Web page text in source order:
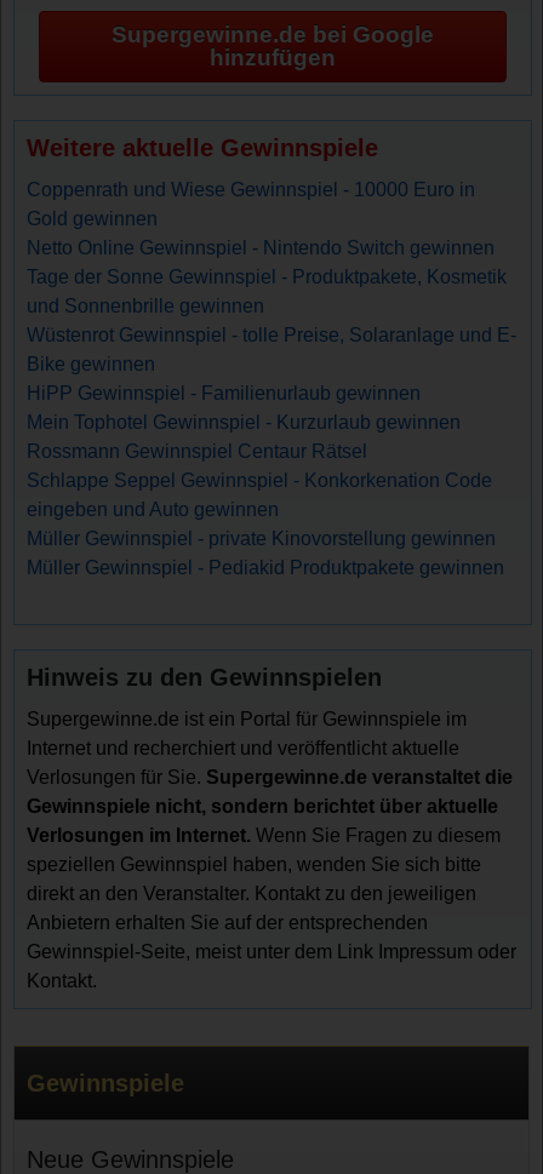
Supergewinne.de bei Google
hinzufügen
Weitere aktuelle Gewinnspiele
Coppenrath und Wiese Gewinnspiel - 10000 Euro in
Gold gewinnen
Netto Online Gewinnspiel - Nintendo Switch gewinnen
Tage der Sonne Gewinnspiel - Produktpakete, Kosmetik
und Sonnenbrille gewinnen
Wüstenrot Gewinnspiel - tolle Preise, Solaranlage und E-
Bike gewinnen
HiPP Gewinnspiel - Familienurlaub gewinnen
Mein Tophotel Gewinnspiel - Kurzurlaub gewinnen
Rossmann Gewinnspiel Centaur Rätsel
Schlappe Seppel Gewinnspiel - Konkorkenation Code
eingeben und Auto gewinnen
Müller Gewinnspiel - private Kinovorstellung gewinnen
Müller Gewinnspiel - Pediakid Produktpakete gewinnen
Hinweis zu den Gewinnspielen
Supergewinne.de ist ein Portal für Gewinnspiele im
Internet und recherchiert und veröffentlicht aktuelle
Verlosungen für Sie. Supergewinne.de veranstaltet die
Gewinnspiele nicht, sondern berichtet über aktuelle
Verlosungen im Internet. Wenn Sie Fragen zu diesem
speziellen Gewinnspiel haben, wenden Sie sich bitte
direkt an den Veranstalter. Kontakt zu den jeweiligen
Anbietern erhalten Sie auf der entsprechenden
Gewinnspiel-Seite, meist unter dem Link Impressum oder
Kontakt.
Gewinnspiele
Neue Gewinnspiele